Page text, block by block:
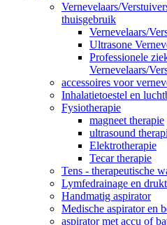
Vernevelaars/
thuisgebruik
Vernevelaars/
Ultrasone
Professionele
Vernevelaars/
accessoires voor
Inhalatietoestel en
Fysiotherapie
magneet therapie
ultrasound
Elektrotherapie
Tecar therapie
Tens - therapeutische
Lymfedrainage en
Handmatig aspirator
Medische aspirator en
aspirator met accu of